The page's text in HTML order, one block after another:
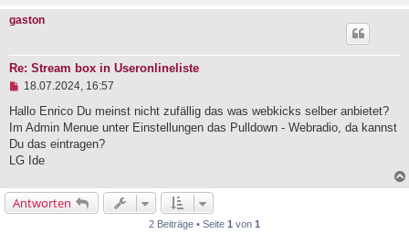
gaston
Re: Stream box in Useronlineliste
U
g
e
l
e
s
n
e
r
18.07.2024, 16:57
Hallo Enrico Du meinst nicht zufällig das was webkicks selber anbietet?
Im Admin Menue unter Einstellungen das Pulldown - Webradio, da kannst
Du das eintragen?
LG Ide
Antworten
2 Beiträge • Seite 1 von 1